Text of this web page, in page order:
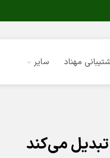
مهناد سایر
تبدیل می‌کند